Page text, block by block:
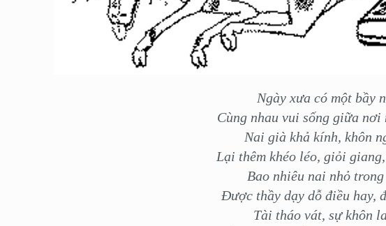
Ngày xưa có một bầy
Cùng nhau vui sống giữa nơi
Nai già khả kính, khôn
Lại thêm khéo léo, giỏi
Bao nhiêu nai nhỏ
Được thầy dạy dỗ điều hay,
Tài tháo vát, sự khôn